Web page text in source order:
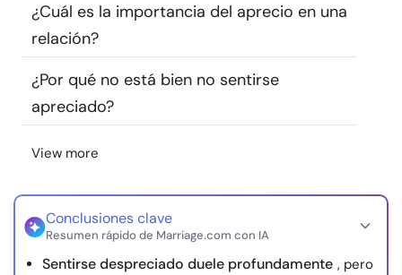
Encuentra un terapeuta
© Copyright 2026. Todos los derechos reservados.
¿Cuál es la importancia del aprecio en una
relación?
¿Por qué no está bien no sentirse
apreciado?
View more
Conclusiones clave
Resumen rápido de Marriage.com con IA
Sentirse despreciado duele profundamente , pero